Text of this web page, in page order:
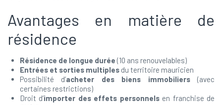
Avantages en matière de
résidence
Résidence de longue durée (10 ans renouvelables)
Entrées et sorties multiples du territoire mauricien
Possibilité d’acheter des biens immobiliers(avec
certaines restrictions)
Droit d’importer des effets personnelsen franchise de